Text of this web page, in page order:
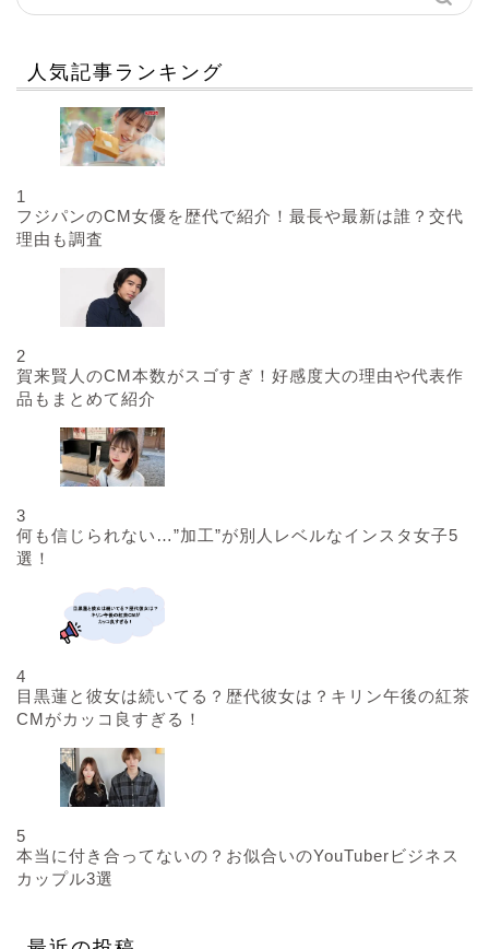
人気記事ランキング
1
フジパンのCM女優を歴代で紹介！最長や最新は誰？交代
理由も調査
2
賀来賢人のCM本数がスゴすぎ！好感度大の理由や代表作
品もまとめて紹介
3
何も信じられない…”加工”が別人レベルなインスタ女子5
選！
4
目黒蓮と彼女は続いてる？歴代彼女は？キリン午後の紅茶
CMがカッコ良すぎる！
5
本当に付き合ってないの？お似合いのYouTuberビジネス
カップル3選